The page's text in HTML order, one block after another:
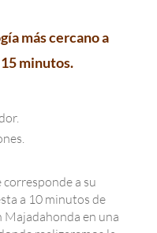
más cercano a
minutos.
corresponde a su
a 10 minutos de
Majadahonda en una